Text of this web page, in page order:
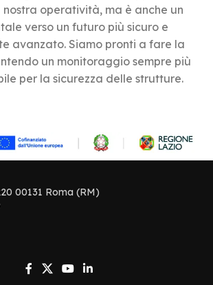
operatività, ma è anche un
verso un futuro più sicuro e
avanzato. Siamo pronti a fare la
un monitoraggio sempre più
per la sicurezza delle strutture.
00131 Roma (RM)